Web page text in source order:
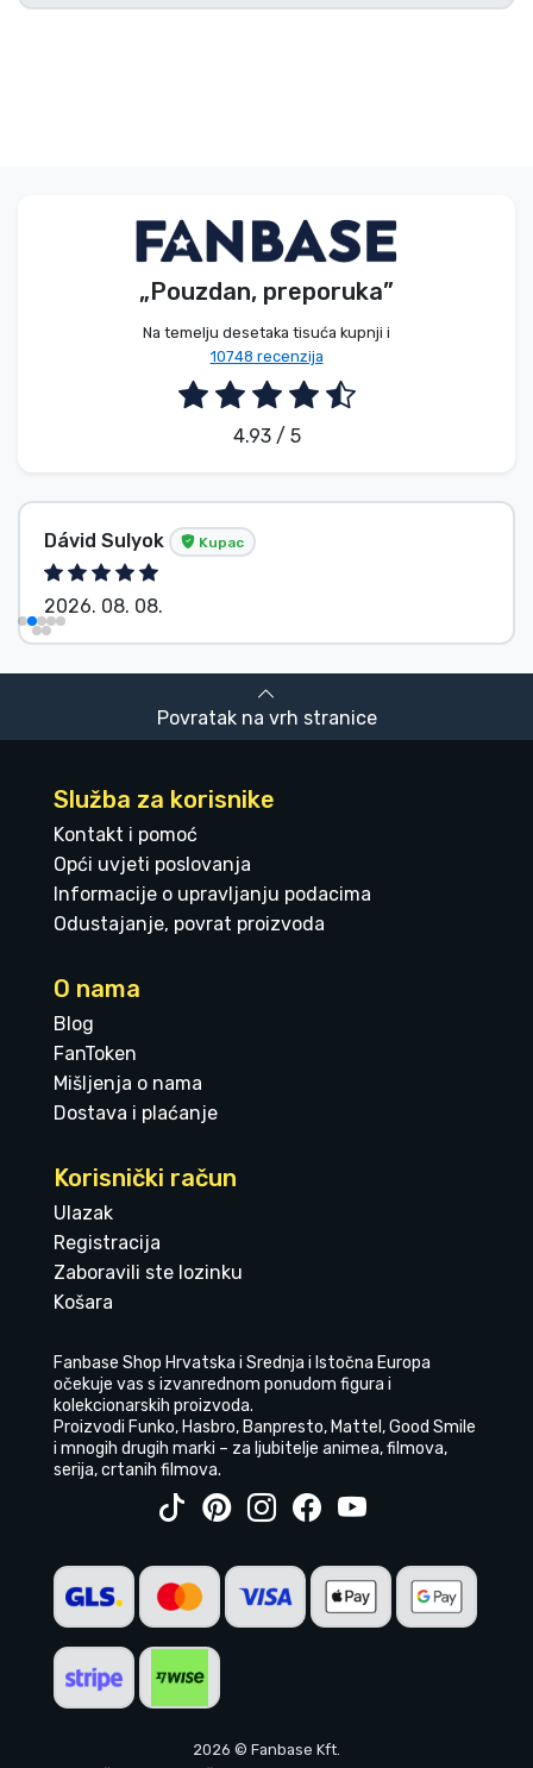
„Pouzdan, preporuka”
Na temelju desetaka tisuća kupnji i
10748 recenzija
4.93 / 5
Dávid Sulyok Kupac
2026. 08. 08.
Povratak na vrh stranice
Služba za korisnike
Kontakt i pomoć
Opći uvjeti poslovanja
Informacije o upravljanju podacima
Odustajanje, povrat proizvoda
O nama
Blog
FanToken
Mišljenja o nama
Dostava i plaćanje
Korisnički račun
Ulazak
Registracija
Zaboravili ste lozinku
Košara
Fanbase Shop Hrvatska i Srednja i Istočna Europa
očekuje vas s izvanrednom ponudom figura i
kolekcionarskih proizvoda.
Proizvodi Funko, Hasbro, Banpresto, Mattel, Good Smile
i mnogih drugih marki – za ljubitelje animea, filmova,
serija, crtanih filmova.
2026 © Fanbase Kft.